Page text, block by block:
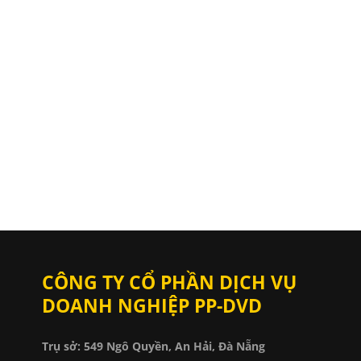
CÔNG TY CỔ PHẦN DỊCH VỤ
DOANH NGHIỆP PP-DVD
Trụ sở: 549 Ngô Quyền, An Hải, Đà Nẵng